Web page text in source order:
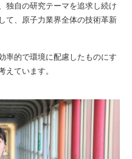
独自の研究テーマを追求し続け
て、原子力業界全体の技術革新
率的で環境に配慮したものにす
えています。